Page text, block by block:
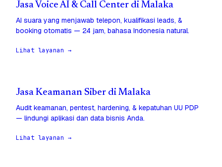
Jasa Voice AI & Call Center di Malaka
AI suara yang menjawab telepon, kualifikasi leads, &
booking otomatis — 24 jam, bahasa Indonesia natural.
Lihat layanan →
Jasa Keamanan Siber di Malaka
Audit keamanan, pentest, hardening, & kepatuhan UU PDP
— lindungi aplikasi dan data bisnis Anda.
Lihat layanan →